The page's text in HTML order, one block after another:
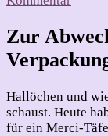
mit
dem
Punch
Board
Zur
Hallöchen und
schaust. Heute
für ein Merci-